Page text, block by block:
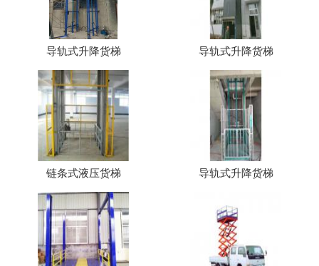
导轨式升降货梯 导轨式升降货梯
链条式液压货梯 导轨式升降货梯